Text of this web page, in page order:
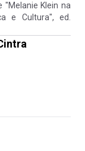
"Melanie Klein na
e Cultura", ed.